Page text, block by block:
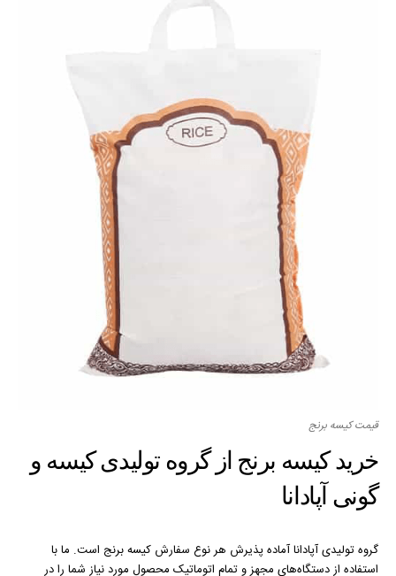
قیمت کیسه برنج
خرید کیسه برنج از گروه تولیدی کیسه و
گونی آپادانا
گروه تولیدی آپادانا آماده پذیرش هر نوع سفارش کیسه برنج است. ما با
استفاده از دستگاه‌های مجهز و تمام اتوماتیک محصول مورد نیاز شما را در